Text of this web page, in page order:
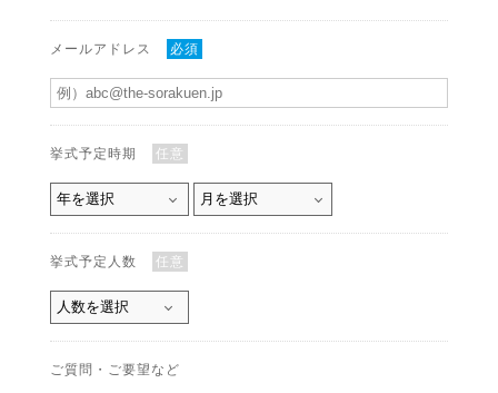
メールアドレス 必須
挙式予定時期 任意
挙式予定人数 任意
ご質問・ご要望など